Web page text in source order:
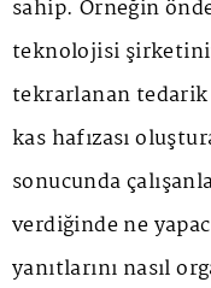
sahip. Örneğin
teknolojisi
tekrarlanan
kas hafızası
sonucunda
verdiğinde ne
yanıtlarını nasıl